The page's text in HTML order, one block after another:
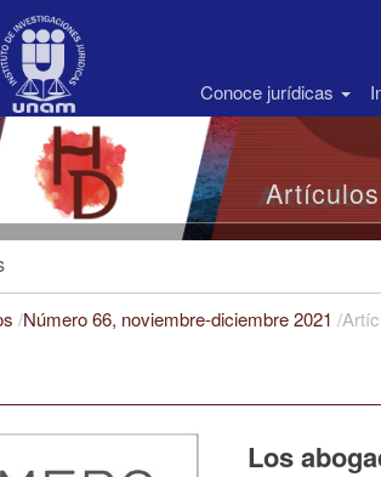
Conoce jurídicas
Artículos
/Número 66, noviembre-diciembre 2021 /
Los